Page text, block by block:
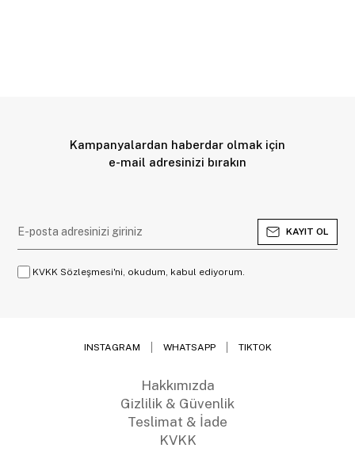
Kampanyalardan haberdar olmak için
e-mail adresinizi bırakın
KAYIT OL
KVKK Sözleşmesi'ni, okudum, kabul ediyorum.
INSTAGRAM WHATSAPP TIKTOK
Hakkımızda
Gizlilik & Güvenlik
Teslimat & İade
KVKK